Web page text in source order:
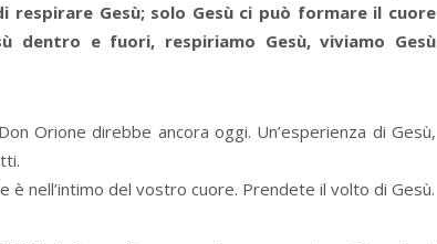
respirare Gesù; solo Gesù ci può formare il cuore
dentro e fuori, respiriamo Gesù, viviamo Gesù
Orione direbbe ancora oggi. Un’esperienza di Gesù,
è nell’intimo del vostro cuore. Prendete il volto di Gesù.